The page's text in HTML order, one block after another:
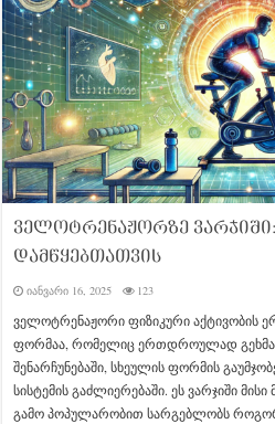
ველოტრენაჟორზე ვარჯიში:
დამწყებთათვის
იანვარი 16, 2025 123
ველოტრენაჟორი ფიზიკური აქტივობის
ფორმაა, რომელიც ერთდროულად
შენარჩუნებაში, სხეულის ფორმის
სისტემის გაძლიერებაში. ეს ვარჯიში
გამო პოპულარობით სარგებლობს